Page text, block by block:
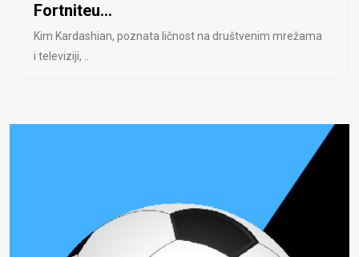
Fortniteu...
Kim Kardashian, poznata ličnost na društvenim mrežama
i televiziji, ..